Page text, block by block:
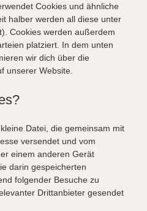
Cookies und ähnliche
halber werden all diese unter
Cookies werden außerdem
platziert. In dem unten
wir dich über die
unserer Website.
Datei, die gemeinsam mit
versendet und vom
einem anderen Gerät
darin gespeicherten
folgender Besuche zu
Drittanbieter gesendet